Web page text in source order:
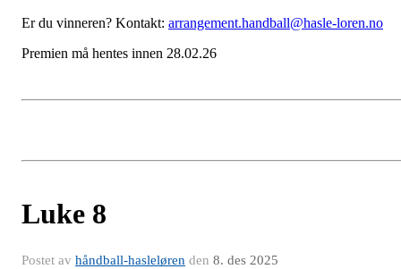
Er du vinneren? Kontakt: arrangement.handball@hasle-loren.no
Premien må hentes innen 28.02.26
Luke 8
Postet av håndball-hasleløren den 8. des 2025